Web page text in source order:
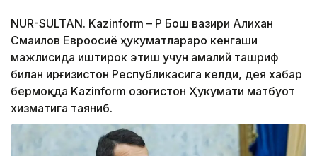
NUR-SULTAN. Kazinform – ҚР Бош вазири Алихан
Смаилов Евроосиё ҳукуматлараро кенгаши
мажлисида иштирок этиш учун амалий ташриф
билан Қирғизистон Республикасига келди, дея хабар
бермоқда Kazinform Қозоғистон Ҳукумати матбуот
хизматига таяниб.